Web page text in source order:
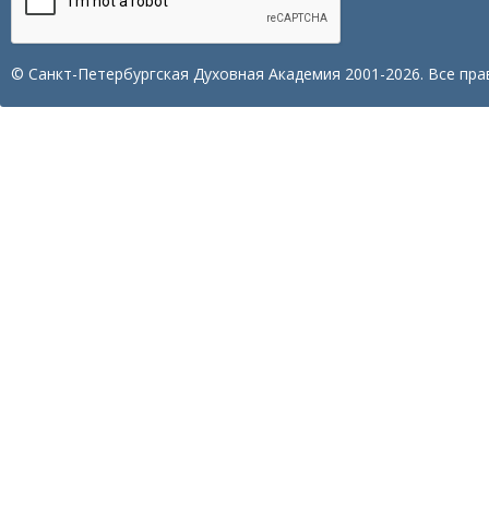
© Санкт-Петербургская Духовная Академия 2001-2026. Все